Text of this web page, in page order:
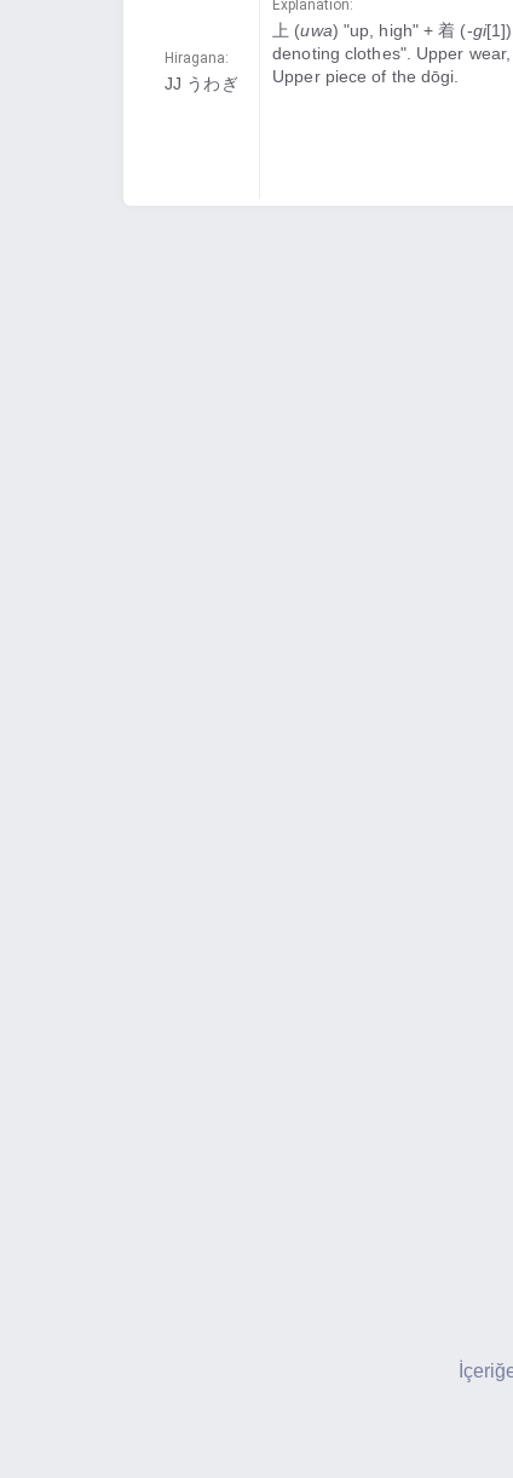
Hiragana:
JJ うわぎ
Explanation:
上 (uwa) "up, high" + 着 (-gi
denoting clothes". Upper wear,
Upper piece of the dōgi.